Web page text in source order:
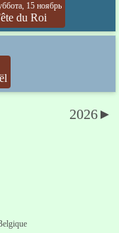
15 ноябрь
du Roi
2026►